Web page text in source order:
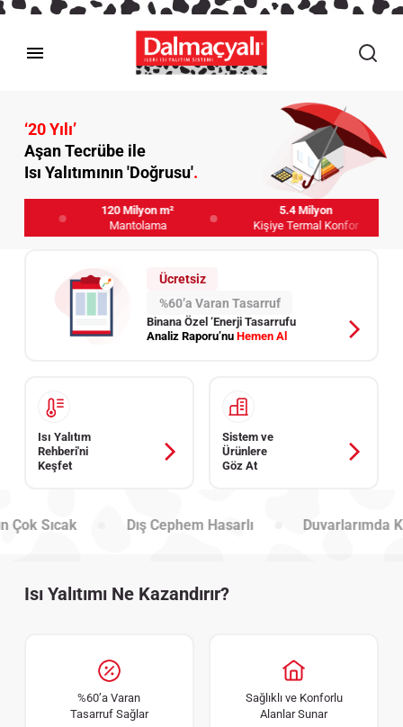
‘20 Yılı’
Aşan Tecrübe ile
Isı Yalıtımının 'Doğrusu'.
120 Milyon m²
Mantolama
5.4 Milyon
Kişiye Termal Konfor
Ücretsiz
%60’a Varan Tasarruf
Binana Özel ‘Enerji Tasarrufu
Analiz Raporu’nu Hemen Al
Isı Yalıtım
Rehberi'ni
Keşfet
Sistem ve
Ürünlere
Göz At
Sıcak Dış Cephem Hasarlı Duvarlarımda Küf
Isı Yalıtımı Ne Kazandırır?
%60’a Varan
Tasarruf Sağlar
Sağlıklı ve Konforlu
Alanlar Sunar